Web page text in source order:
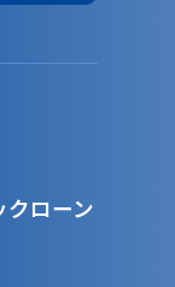
クローン